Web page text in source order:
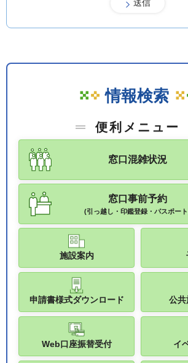
情報検索
便利メニュー
窓口混雑状況
窓口事前予約
(引っ越し・印鑑登録・パスポー
施設案内
申請書様式ダウンロード 公共
Web口座振替受付 イ